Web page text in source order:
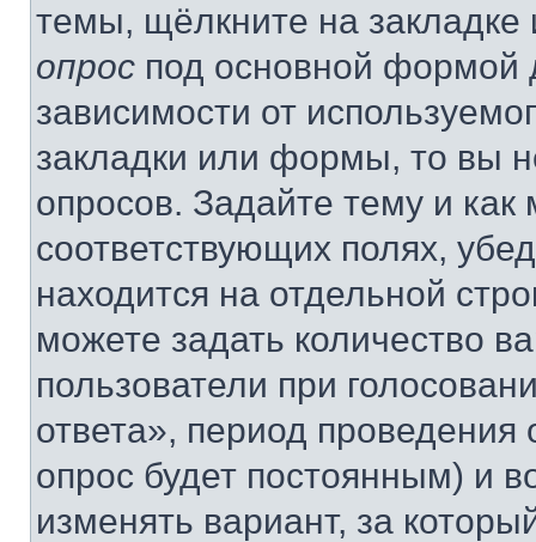
темы, щёлкните на
опрос под основной формой
зависимости от
закладки или формы, то вы
опросов. Задайте тему и
соответствующих полях,
находится на отдельной
можете задать количество
пользователи при
ответа», период проведения
опрос будет постоянным) и
изменять вариант, за